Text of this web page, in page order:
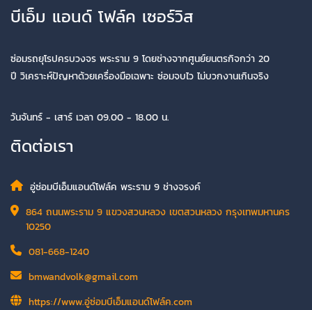
บีเอ็ม แอนด์ โฟล์ค เซอร์วิส
ซ่อมรถยุโรปครบวงจร พระราม 9 โดยช่างจากศูนย์ยนตรกิจกว่า 20
ปี วิเคราะห์ปัญหาด้วยเครื่องมือเฉพาะ ซ่อมจบไว ไม่บวกงานเกินจริง
วันจันทร์ - เสาร์ เวลา 09.00 - 18.00 น.
ติดต่อเรา
อู่ซ่อมบีเอ็มแอนด์โฟล์ค พระราม 9 ช่างจรงค์
864 ถนนพระราม 9 แขวงสวนหลวง เขตสวนหลวง กรุงเทพมหานคร
10250
081-668-1240
bmwandvolk@gmail.com
https://www.อู่ซ่อมบีเอ็มแอนด์โฟล์ค.com